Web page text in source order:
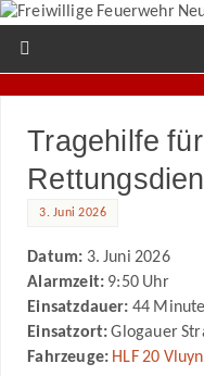
Tragehilfe
3. Juni 2026
Datum: 3. Juni 2026
Alarmzeit: 9:50 Uhr
Einsatzdauer: 44
Einsatzort:Glogauer
Fahrzeuge: HLF 20 Vluyn